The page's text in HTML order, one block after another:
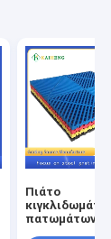
Πιάτο
πατωμάτων